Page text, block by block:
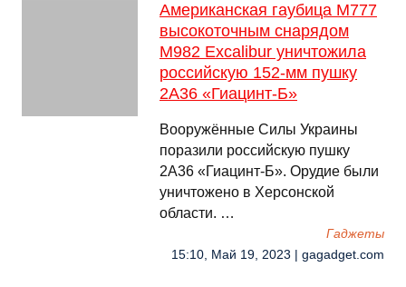
Американская гаубица M777
высокоточным снарядом
M982 Excalibur уничтожила
российскую 152-мм пушку
2А36 «Гиацинт-Б»
Вооружённые Силы Украины
поразили российскую пушку
2А36 «Гиацинт-Б». Орудие были
уничтожено в Херсонской
области. …
Гаджеты
15:10, Май 19, 2023 | gagadget.com